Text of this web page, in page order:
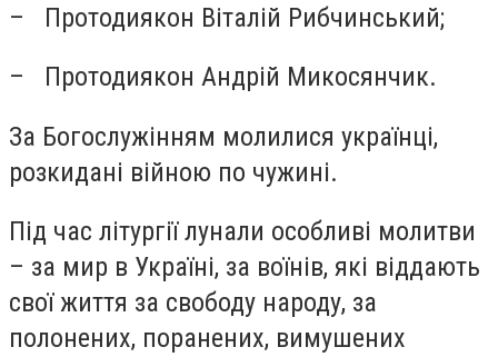
– Протодиякон Віталій Рибчинський;
– Протодиякон Андрій Микосянчик.
За Богослужінням молилися українці,
розкидані війною по чужині.
Під час літургії лунали особливі молитви
– за мир в Україні, за воїнів, які віддають
свої життя за свободу народу, за
полонених, поранених, вимушених